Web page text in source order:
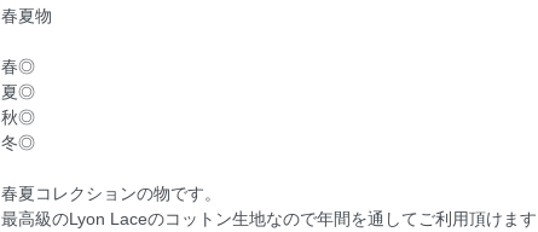
春夏物
春◎
夏◎
秋◎
冬◎
春夏コレクションの物です。
最高級のLyon Laceのコットン生地なので年間を通してご利用頂けます